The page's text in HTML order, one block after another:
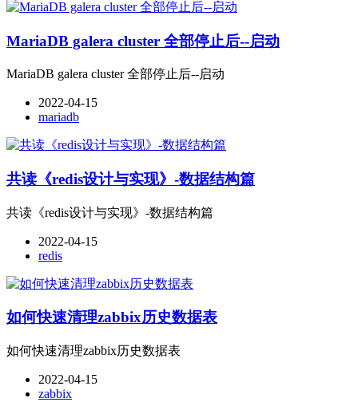
MariaDB galera cluster 全部停止后--启动
MariaDB galera cluster 全部停止后--启动
2022-04-15
mariadb
共读《redis设计与实现》-数据结构篇
共读《redis设计与实现》-数据结构篇
2022-04-15
redis
如何快速清理zabbix历史数据表
如何快速清理zabbix历史数据表
2022-04-15
zabbix